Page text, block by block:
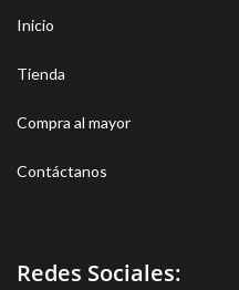
Inicio
Tienda
Compra al mayor
Contáctanos
Redes Sociales: